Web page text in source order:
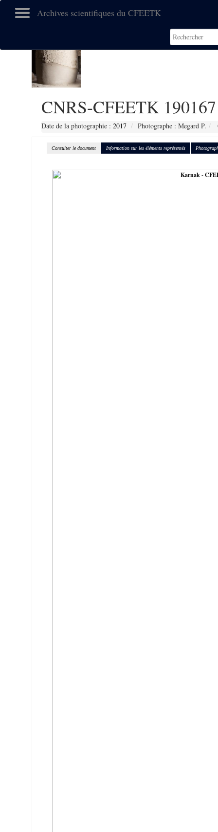
Archives scientifiques du CFEETK
CNRS-CFEETK 190167
Date de la photographie : 2017 Photographe : Megard P.
Consulter le document Information sur les éléments représentés